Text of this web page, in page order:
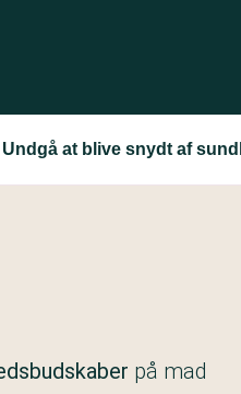
Undgå at blive snydt af
på mad